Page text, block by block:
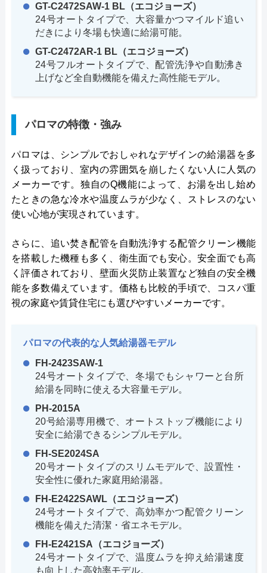
GT-C2472SAW-1 BL（エコジョーズ）
24号オートタイプで、大容量かつマイルド追い
だきにより冬場も快適に給湯可能。
GT-C2472AR-1 BL（エコジョーズ）
24号フルオートタイプで、配管洗浄や自動沸き
上げなど全自動機能を備えた高性能モデル。
パロマの特徴・強み
パロマは、シンプルでおしゃれなデザインの給湯器を多
く扱っており、室内の雰囲気を崩したくない人に人気の
メーカーです。独自のQ機能によって、お湯を出し始め
たときの急な冷水や温度ムラが少なく、ストレスのない
使い心地が実現されています。
さらに、追い焚き配管を自動洗浄する配管クリーン機能
を搭載した機種も多く、衛生面でも安心。安全面でも高
く評価されており、壁面火災防止装置など独自の安全機
能を多数備えています。価格も比較的手頃で、コスパ重
視の家庭や賃貸住宅にも選びやすいメーカーです。
パロマの代表的な人気給湯器モデル
FH-2423SAW-1
24号オートタイプで、冬場でもシャワーと台所
給湯を同時に使える大容量モデル。
PH-2015A
20号給湯専用機で、オートストップ機能により
安全に給湯できるシンプルモデル。
FH-SE2024SA
20号オートタイプのスリムモデルで、設置性・
安全性に優れた家庭用給湯器。
FH-E2422SAWL（エコジョーズ）
24号オートタイプで、高効率かつ配管クリーン
機能を備えた清潔・省エネモデル。
FH-E2421SA（エコジョーズ）
24号オートタイプで、温度ムラを抑え給湯速度
も向上した高効率モデル。